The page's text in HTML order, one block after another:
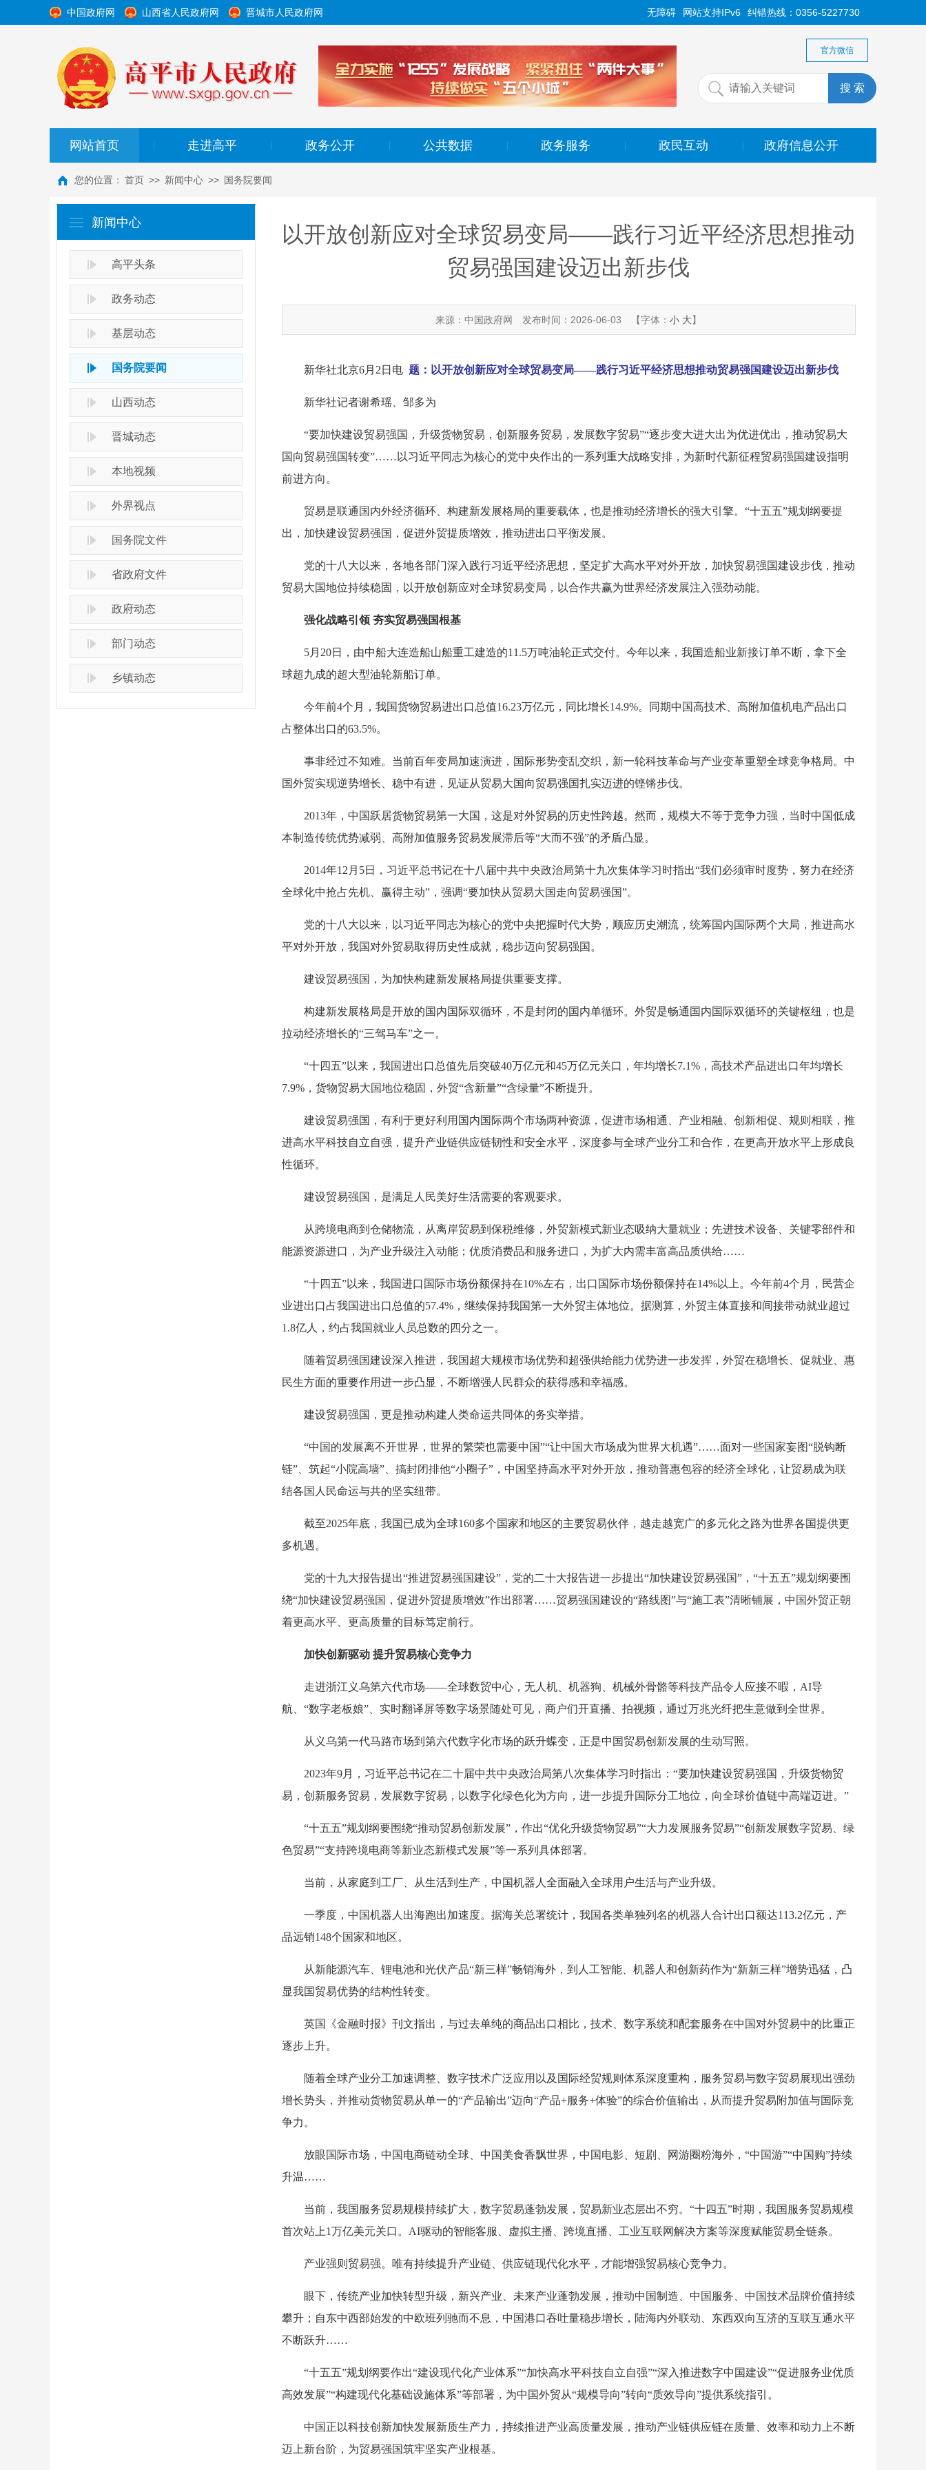
中国政府网 山西省人民政府网 晋城市人民政府网 纠错热线：0356-5227730
网站支持IPv6
无障碍
官方微信
网站首页 走进高平 政务公开 公共数据 政务服务 政民互动 政府信息公开
您的位置： 首页 >> 新闻中心 >> 国务院要闻
新闻中心
高平头条
政务动态
基层动态
国务院要闻
山西动态
晋城动态
本地视频
外界视点
国务院文件
省政府文件
政府动态
部门动态
乡镇动态
以开放创新应对全球贸易变局——践行习近平经济思想推动
贸易强国建设迈出新步伐
来源：中国政府网 发布时间：2026-06-03 【字体：小 大】
新华社北京6月2日电 题：以开放创新应对全球贸易变局——践行习近平经济思想推动贸易强国建设迈出新步伐
新华社记者谢希瑶、邹多为
“要加快建设贸易强国，升级货物贸易，创新服务贸易，发展数字贸易”“逐步变大进大出为优进优出，推动贸易大
国向贸易强国转变”……以习近平同志为核心的党中央作出的一系列重大战略安排，为新时代新征程贸易强国建设指明
前进方向。
贸易是联通国内外经济循环、构建新发展格局的重要载体，也是推动经济增长的强大引擎。“十五五”规划纲要提
出，加快建设贸易强国，促进外贸提质增效，推动进出口平衡发展。
党的十八大以来，各地各部门深入践行习近平经济思想，坚定扩大高水平对外开放，加快贸易强国建设步伐，推动
贸易大国地位持续稳固，以开放创新应对全球贸易变局，以合作共赢为世界经济发展注入强劲动能。
强化战略引领 夯实贸易强国根基
5月20日，由中船大连造船山船重工建造的11.5万吨油轮正式交付。今年以来，我国造船业新接订单不断，拿下全
球超九成的超大型油轮新船订单。
今年前4个月，我国货物贸易进出口总值16.23万亿元，同比增长14.9%。同期中国高技术、高附加值机电产品出口
占整体出口的63.5%。
事非经过不知难。当前百年变局加速演进，国际形势变乱交织，新一轮科技革命与产业变革重塑全球竞争格局。中
国外贸实现逆势增长、稳中有进，见证从贸易大国向贸易强国扎实迈进的铿锵步伐。
2013年，中国跃居货物贸易第一大国，这是对外贸易的历史性跨越。然而，规模大不等于竞争力强，当时中国低成
本制造传统优势减弱、高附加值服务贸易发展滞后等“大而不强”的矛盾凸显。
2014年12月5日，习近平总书记在十八届中共中央政治局第十九次集体学习时指出“我们必须审时度势，努力在经济
全球化中抢占先机、赢得主动”，强调“要加快从贸易大国走向贸易强国”。
党的十八大以来，以习近平同志为核心的党中央把握时代大势，顺应历史潮流，统筹国内国际两个大局，推进高水
平对外开放，我国对外贸易取得历史性成就，稳步迈向贸易强国。
建设贸易强国，为加快构建新发展格局提供重要支撑。
构建新发展格局是开放的国内国际双循环，不是封闭的国内单循环。外贸是畅通国内国际双循环的关键枢纽，也是
拉动经济增长的“三驾马车”之一。
“十四五”以来，我国进出口总值先后突破40万亿元和45万亿元关口，年均增长7.1%，高技术产品进出口年均增长
7.9%，货物贸易大国地位稳固，外贸“含新量”“含绿量”不断提升。
建设贸易强国，有利于更好利用国内国际两个市场两种资源，促进市场相通、产业相融、创新相促、规则相联，推
进高水平科技自立自强，提升产业链供应链韧性和安全水平，深度参与全球产业分工和合作，在更高开放水平上形成良
性循环。
建设贸易强国，是满足人民美好生活需要的客观要求。
从跨境电商到仓储物流，从离岸贸易到保税维修，外贸新模式新业态吸纳大量就业；先进技术设备、关键零部件和
能源资源进口，为产业升级注入动能；优质消费品和服务进口，为扩大内需丰富高品质供给……
“十四五”以来，我国进口国际市场份额保持在10%左右，出口国际市场份额保持在14%以上。今年前4个月，民营企
业进出口占我国进出口总值的57.4%，继续保持我国第一大外贸主体地位。据测算，外贸主体直接和间接带动就业超过
1.8亿人，约占我国就业人员总数的四分之一。
随着贸易强国建设深入推进，我国超大规模市场优势和超强供给能力优势进一步发挥，外贸在稳增长、促就业、惠
民生方面的重要作用进一步凸显，不断增强人民群众的获得感和幸福感。
建设贸易强国，更是推动构建人类命运共同体的务实举措。
“中国的发展离不开世界，世界的繁荣也需要中国”“让中国大市场成为世界大机遇”……面对一些国家妄图“脱钩断
链”、筑起“小院高墙”、搞封闭排他“小圈子”，中国坚持高水平对外开放，推动普惠包容的经济全球化，让贸易成为联
结各国人民命运与共的坚实纽带。
截至2025年底，我国已成为全球160多个国家和地区的主要贸易伙伴，越走越宽广的多元化之路为世界各国提供更
多机遇。
党的十九大报告提出“推进贸易强国建设”，党的二十大报告进一步提出“加快建设贸易强国”，“十五五”规划纲要围
绕“加快建设贸易强国，促进外贸提质增效”作出部署……贸易强国建设的“路线图”与“施工表”清晰铺展，中国外贸正朝
着更高水平、更高质量的目标笃定前行。
加快创新驱动 提升贸易核心竞争力
走进浙江义乌第六代市场——全球数贸中心，无人机、机器狗、机械外骨骼等科技产品令人应接不暇，AI导
航、“数字老板娘”、实时翻译屏等数字场景随处可见，商户们开直播、拍视频，通过万兆光纤把生意做到全世界。
从义乌第一代马路市场到第六代数字化市场的跃升蝶变，正是中国贸易创新发展的生动写照。
2023年9月，习近平总书记在二十届中共中央政治局第八次集体学习时指出：“要加快建设贸易强国，升级货物贸
易，创新服务贸易，发展数字贸易，以数字化绿色化为方向，进一步提升国际分工地位，向全球价值链中高端迈进。”
“十五五”规划纲要围绕“推动贸易创新发展”，作出“优化升级货物贸易”“大力发展服务贸易”“创新发展数字贸易、绿
色贸易”“支持跨境电商等新业态新模式发展”等一系列具体部署。
当前，从家庭到工厂、从生活到生产，中国机器人全面融入全球用户生活与产业升级。
一季度，中国机器人出海跑出加速度。据海关总署统计，我国各类单独列名的机器人合计出口额达113.2亿元，产
品远销148个国家和地区。
从新能源汽车、锂电池和光伏产品“新三样”畅销海外，到人工智能、机器人和创新药作为“新新三样”增势迅猛，凸
显我国贸易优势的结构性转变。
英国《金融时报》刊文指出，与过去单纯的商品出口相比，技术、数字系统和配套服务在中国对外贸易中的比重正
逐步上升。
随着全球产业分工加速调整、数字技术广泛应用以及国际经贸规则体系深度重构，服务贸易与数字贸易展现出强劲
增长势头，并推动货物贸易从单一的“产品输出”迈向“产品+服务+体验”的综合价值输出，从而提升贸易附加值与国际竞
争力。
放眼国际市场，中国电商链动全球、中国美食香飘世界，中国电影、短剧、网游圈粉海外，“中国游”“中国购”持续
升温……
当前，我国服务贸易规模持续扩大，数字贸易蓬勃发展，贸易新业态层出不穷。“十四五”时期，我国服务贸易规模
首次站上1万亿美元关口。AI驱动的智能客服、虚拟主播、跨境直播、工业互联网解决方案等深度赋能贸易全链条。
产业强则贸易强。唯有持续提升产业链、供应链现代化水平，才能增强贸易核心竞争力。
眼下，传统产业加快转型升级，新兴产业、未来产业蓬勃发展，推动中国制造、中国服务、中国技术品牌价值持续
攀升；自东中西部始发的中欧班列驰而不息，中国港口吞吐量稳步增长，陆海内外联动、东西双向互济的互联互通水平
不断跃升……
“十五五”规划纲要作出“建设现代化产业体系”“加快高水平科技自立自强”“深入推进数字中国建设”“促进服务业优质
高效发展”“构建现代化基础设施体系”等部署，为中国外贸从“规模导向”转向“质效导向”提供系统指引。
中国正以科技创新加快发展新质生产力，持续推进产业高质量发展，推动产业链供应链在质量、效率和动力上不断
迈上新台阶，为贸易强国筑牢坚实产业根基。